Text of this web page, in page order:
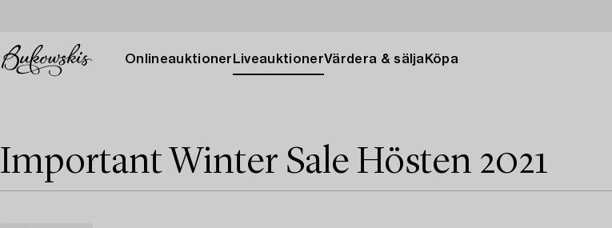
Onlineauktioner LiveauktionerVärdera & sälja Köpa
Important Winter Sale Hösten 2021